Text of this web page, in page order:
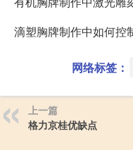
滴塑胸牌制作中如何控
网络标签：
上一篇
格力京桂优缺点